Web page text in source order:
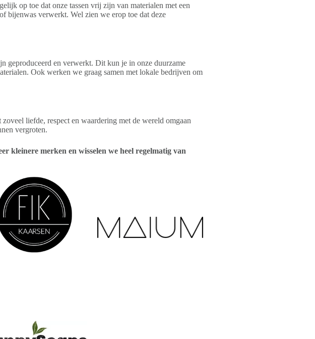
op toe dat onze tassen vrij zijn van materialen met een
bijenwas verwerkt. Wel zien we erop toe dat deze
geproduceerd en verwerkt. Dit kun je in onze duurzame
Ook werken we graag samen met lokale bedrijven om
liefde, respect en waardering met de wereld omgaan
vergroten.
kleinere merken en wisselen we heel regelmatig van